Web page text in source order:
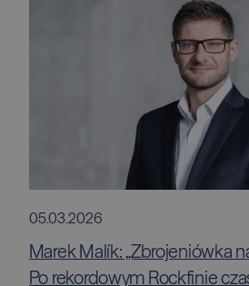
05.03.2026
Marek Malík: „Zbrojeniówka
Po rekordowym Rockfinie